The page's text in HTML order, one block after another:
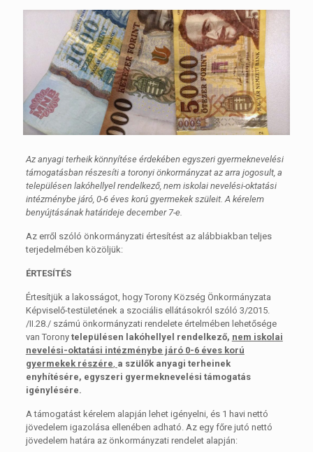
Az anyagi terheik könnyítése érdekében egyszeri gyermeknevelési
támogatásban részesíti a toronyi önkormányzat az arra jogosult, a
településen lakóhellyel rendelkező, nem iskolai nevelési-oktatási
intézménybe járó, 0-6 éves korú gyermekek szüleit. A kérelem
benyújtásának határideje december 7-e.
Az erről szóló önkormányzati értesítést az alábbiakban teljes
terjedelmében közöljük:
ÉRTESÍTÉS
Értesítjük a lakosságot, hogy Torony Község Önkormányzata
Képviselő-testületének a szociális ellátásokról szóló 3/2015.
/II.28./ számú önkormányzati rendelete értelmében lehetősége
van Torony településen la kóhellyel rendelkező, nem iskolai
nevelési-oktatási intézménybe járó 0-6 éves korú
gyermekek részére, a szülők anyagi terheinek
enyhítésére, egyszeri gyermeknevelési támogatás
igénylésére.
A támogatást kérelem alapján lehet igényelni, és 1 havi nettó
jövedelem igazolása ellenében adható. Az egy főre jutó nettó
jövedelem határa az önkormányzati rendelet alapján: